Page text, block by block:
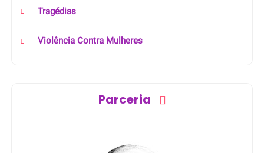
Tragédias
Violência Contra Mulheres
Parceria